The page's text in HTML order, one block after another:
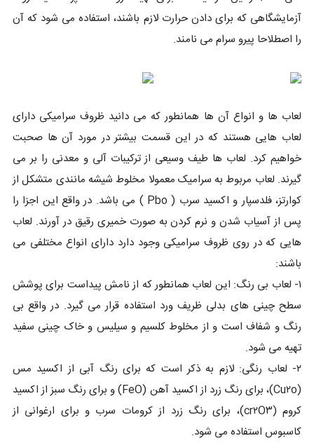
آزمایشگاهی که برای دادن حرارت لازم باشند، استفاده می شود که آن
را اصطلاحا پیرو سرام می نامند.
لعاب ها و انواع آن ها همانطور که می دانید ظروف سرامیکی دارای
لعاب هایی هستند که در این قسمت بیشتر در مورد آن ها صحبت
خواهیم کرد. لعاب ها طیف وسیعی از ترکیبات آلی و معدنی را بر می
گیرند. لعاب مربوط به سرامیک معمولا مخلوط شیشه مانندی متشکل از
کوارتز، فلدسپار و اکسید سرب ( Pbo ) می باشد. در واقع این اجزا را
پس از آسیاب شدن و نرم کردن به صورت خمیری رقیق در آورند. لعاب
هایی که در روی ظروف سرامیکی وجود دارد دارای انواع مختلفی می
باشند:
۱- لعاب بی رنگ: این لعاب همانطور که از نامش پیداست برای پوشش
سطح چینی های بدلی ظریف ورد استفاده قرار می گیرد. در واقع بی
رنگ و شفاف است و از مخلوط کلسیم و سیلیس و خاک چینی سفید
تهیه می شود.
۲- لعاب رنگی: لازم به ذکر است که برای رنگ آبی از اکسید مس
(Cu۲o)، برای رنگ زرد از اکسید آهن (FeO) و برای رنگ سبز از اکسید
کروم (cr۲O۳)، برای رنگ زرد از کرومات سرب و برای ارغوانی از
کاسبوس استفاده می شود.